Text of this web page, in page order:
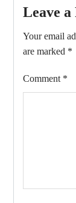
Leave a
Your email
are marked *
Comment *